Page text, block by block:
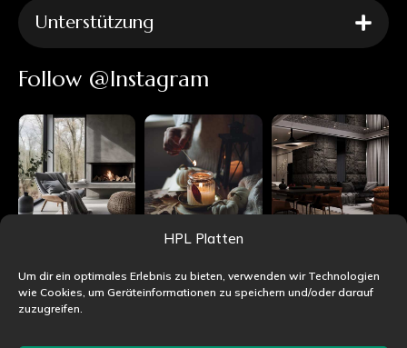
HPL Platten
Um dir ein optimales Erlebnis zu bieten, verwenden wir Technologien
wie Cookies, um Geräteinformationen zu speichern und/oder darauf
zuzugreifen.
Unterstützung
Follow @Instagram